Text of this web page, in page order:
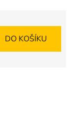
DO KOŠÍKU